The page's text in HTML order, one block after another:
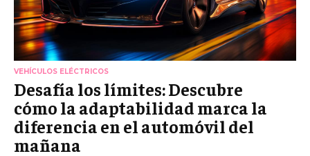
VEHÍCULOS ELÉCTRICOS
Desafía los límites: Descubre
cómo la adaptabilidad marca la
diferencia en el automóvil del
mañana